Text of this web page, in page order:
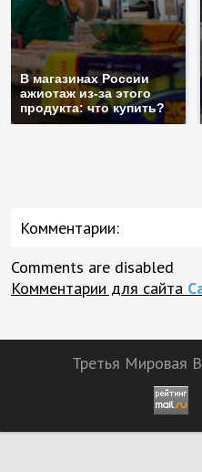
В магазинах России
ажиотаж из-за этого
продукта: что купить?
Комментарии:
Comments are disabled
Комментарии для сайта
Третья Мировая